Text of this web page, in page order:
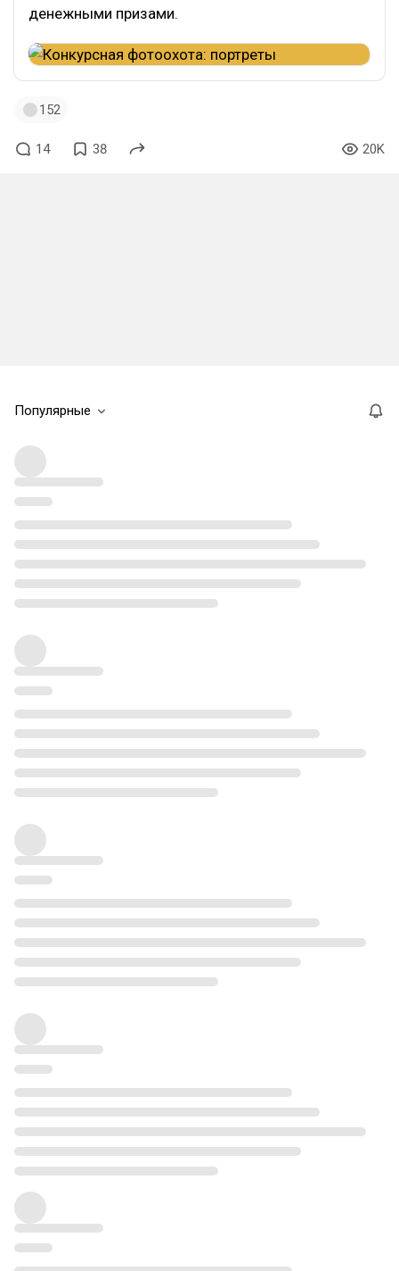
денежными призами.
152
14 38 20K
Популярные